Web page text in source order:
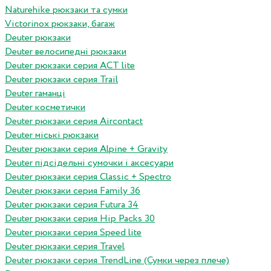
Naturehike рюкзаки та сумки
Victorinox рюкзаки, багаж
Deuter рюкзаки
Deuter велосипедні рюкзаки
Deuter рюкзаки серия ACT lite
Deuter рюкзаки серия Trail
Deuter гаманці
Deuter косметички
Deuter рюкзаки серия Aircontact
Deuter міські рюкзаки
Deuter рюкзаки серия Alpine + Gravity
Deuter підсідельні сумочки і аксесуари
Deuter рюкзаки серия Classic + Spectro
Deuter рюкзаки серия Family 36
Deuter рюкзаки серия Futura 34
Deuter рюкзаки серия Hip Packs 30
Deuter рюкзаки серия Speed lite
Deuter рюкзаки серия Travel
Deuter рюкзаки серия TrendLine (Сумки через плече)